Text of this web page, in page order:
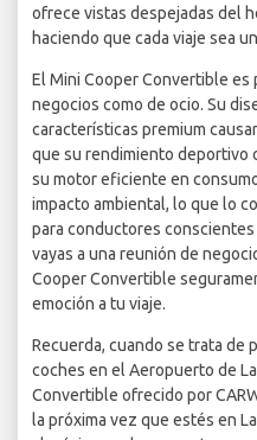
ofrece vistas despejadas del
haciendo que cada viaje sea
El Mini Cooper Convertible
negocios como de ocio. Su
características premium
que su rendimiento deportivo
su motor eficiente en
impacto ambiental, lo que lo
para conductores
vayas a una reunión de
Cooper Convertible
emoción a tu viaje.
Recuerda, cuando se trata de
coches en el Aeropuerto de
Convertible ofrecido por
la próxima vez que estés en